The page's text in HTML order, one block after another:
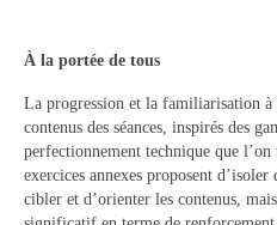
Nos activités
Section «
Calendrier des
Catégories
À la portée de tous
La progression et la familiarisation
contenus des séances, inspirés des
perfectionnement technique que
exercices annexes proposent
cibler et d’orienter les contenus,